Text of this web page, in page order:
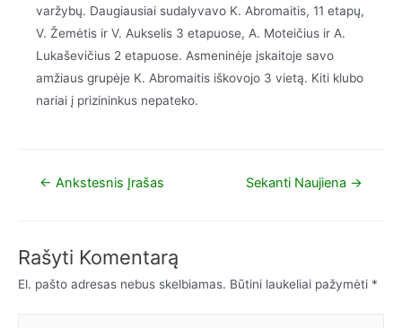
varžybų. Daugiausiai sudalyvavo K. Abromaitis, 11 etapų,
V. Žemėtis ir V. Aukselis 3 etapuose, A. Moteičius ir A.
Lukaševičius 2 etapuose. Asmeninėje įskaitoje savo
amžiaus grupėje K. Abromaitis iškovojo 3 vietą. Kiti klubo
nariai į prizininkus nepateko.
← Ankstesnis Įrašas Sekanti Naujiena →
Rašyti Komentarą
El. pašto adresas nebus skelbiamas. Būtini laukeliai pažymėti *